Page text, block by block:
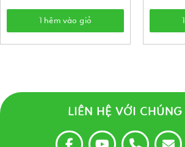
Thêm vào giỏ
LIÊN HỆ VỚI